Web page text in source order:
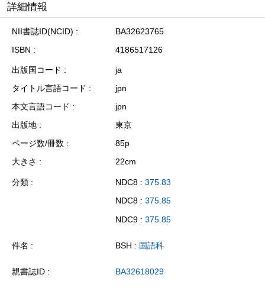
詳細情報
NII書誌ID(NCID)
BA32623765
ISBN
4186517126
出版国コード
ja
タイトル言語コード
jpn
本文言語コード
jpn
出版地
東京
ページ数/冊数
85p
大きさ
22cm
分類 NDC8 : 375.83
NDC8 : 375.85
NDC9 : 375.85
件名 BSH : 国語科
親書誌ID BA32618029